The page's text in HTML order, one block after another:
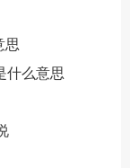
思
什么意思